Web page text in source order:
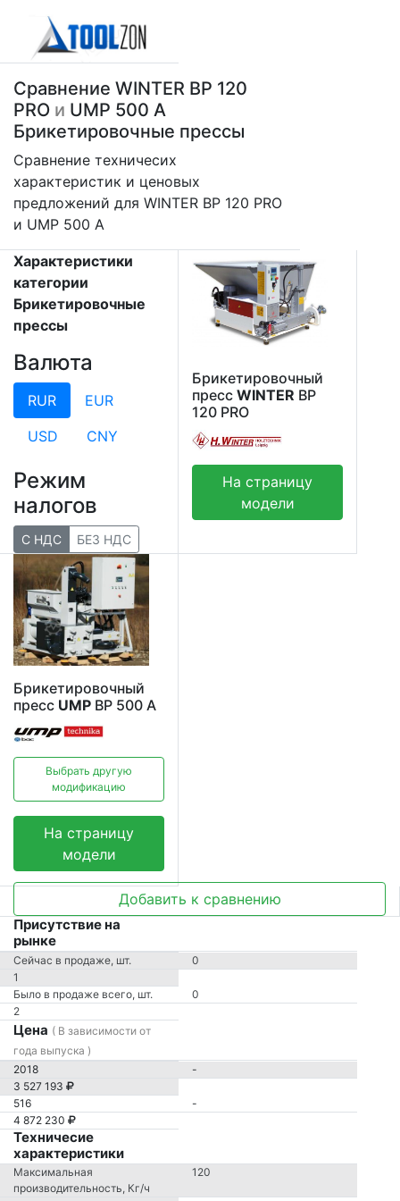
Сравнение WINTER BP 120
PRO и UMP 500 A
Брикетировочные прессы
Сравнение техничесих
характеристик и ценовых
предложений для WINTER BP 120 PRO
и UMP 500 A
Характеристики
категории
Брикетировочные
прессы
Валюта
RUR
EUR
USD
CNY
Режим
налогов
С НДС БЕЗ НДС
Брикетировочный
пресс WINTER BP
120 PRO
На страницу
модели
Брикетировочный
пресс UMP BP 500 A
Выбрать другую
модификацию
На страницу
модели
Добавить к сравнению
Присутствие на
рынке
Сейчас в продаже, шт.
0
1
Было в продаже всего, шт.
0
2
Цена ( В зависимости от
года выпуска )
2018
-
3 527 193
516
-
4 872 230
Техничесие
характеристики
Максимальная
производительность, Кг/ч
120